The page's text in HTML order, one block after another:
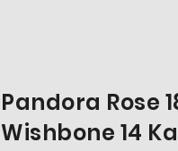
Pandora Rose
Wishbone 14